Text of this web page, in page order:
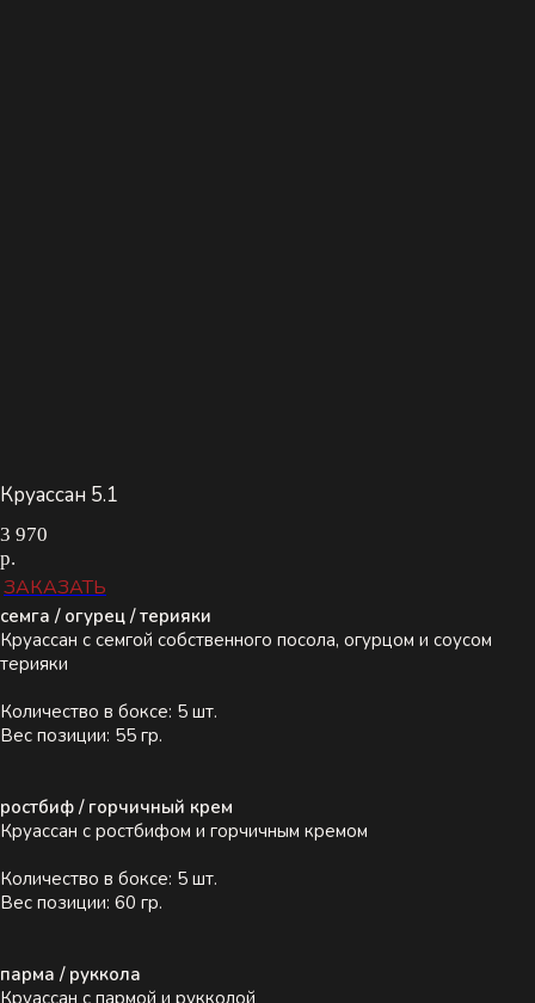
Круассан 5.1
3 970
р.
ЗАКАЗАТЬ
семга / огурец / терияки
Круассан с семгой собственного посола, огурцом и соусом
терияки
Количество в боксе: 5 шт.
Вес позиции: 55 гр.
ростбиф / горчичный крем
Круассан с ростбифом и горчичным кремом
Количество в боксе: 5 шт.
Вес позиции: 60 гр.
парма / руккола
Круассан с пармой и рукколой